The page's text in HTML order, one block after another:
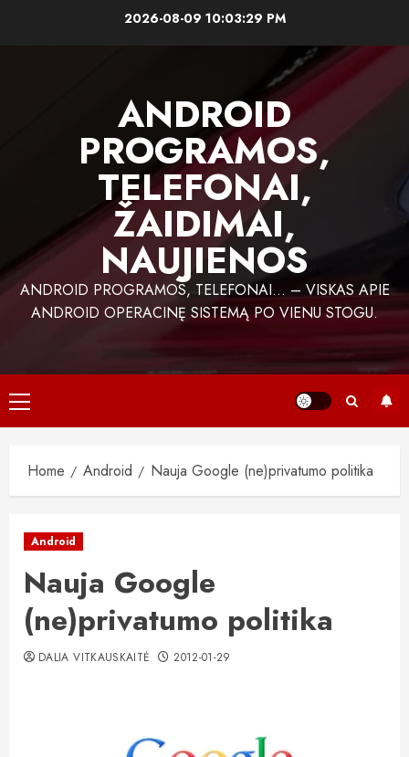
2026-08-09 10:03:29 PM
ANDROID
PROGRAMOS,
TELEFONAI,
ŽAIDIMAI,
NAUJIENOS
ANDROID PROGRAMOS, TELEFONAI… – VISKAS APIE
ANDROID OPERACINĘ SISTEMĄ PO VIENU STOGU.
Primary
Menu
Home Android Nauja Google (ne)privatumo politika
Android
Nauja Google
(ne)privatumo politika
DALIA VITKAUSKAITĖ 2012-01-29